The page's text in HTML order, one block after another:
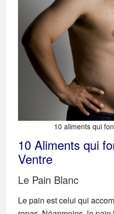
10 aliments qui
10 Aliments qui
Ventre
Le Pain Blanc
Le pain est celui qui